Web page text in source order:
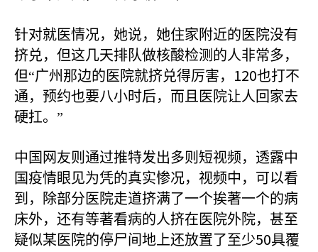
针对就医情况，她说，她住家附近的医院没有
挤兑，但这几天排队做核酸检测的人非常多，
但“广州那边的医院就挤兑得厉害， 120也打不
通，预约也要八小时后，而且医院让人回家去
硬扛。”
中国网友则通过推特发出多则短视频，透露中
国疫情眼见为凭的真实惨况，视频中，可以看
到，除部分医院走道挤满了一个挨著一个的病
床外，还有等著看病的人挤在医院外院，甚至
疑似某医院的停尸间地上还放置了至少50具覆